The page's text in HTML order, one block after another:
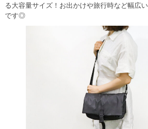
る大容量サイズ！お出かけや旅行時など幅広
です◎